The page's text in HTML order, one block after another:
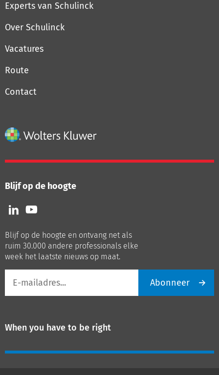
Experts van Schulinck
Over Schulinck
Vacatures
Route
Contact
Blijf op de hoogte
Volg
ons
LinkedIn
Volg
ons
Youtube
Blijf op de hoogte en ontvang net als
ruim 30.000 andere professionals elke
week het laatste nieuws op maat.
mailadres
Abonneer
When you have to be right